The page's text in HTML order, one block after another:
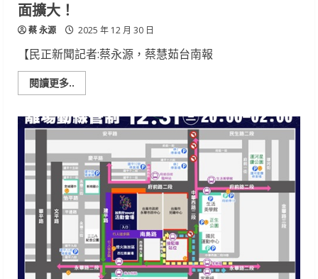
面擴大！
蔡 永源 2025 年 12 月 30 日
【民正新聞記者:蔡永源，蔡慧茹台南報
閱讀更多..
more
市
籲
限
時
防
護
罩
公
費
新
冠
疫
苗
接
種
對